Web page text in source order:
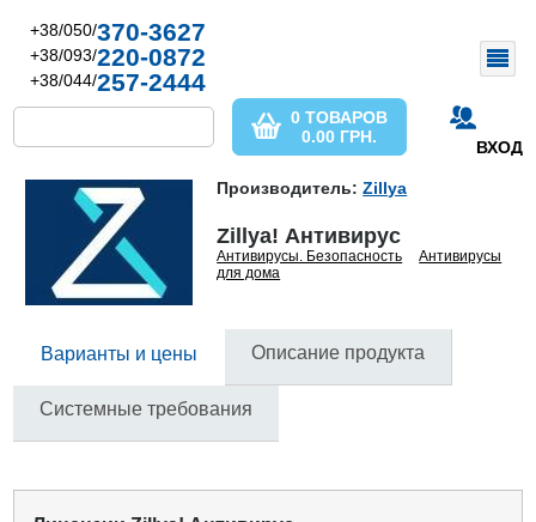
+38/050/370-3627
+38/093/220-0872
+38/044/257-2444
ВХОД
0 ТОВАРОВ
0.00 ГРН.
Производитель:Zillya
Zillya! Антивирус
Антивирусы. Безопасность
Антивирусы
для дома
Варианты и цены Описание продукта
Системные требования